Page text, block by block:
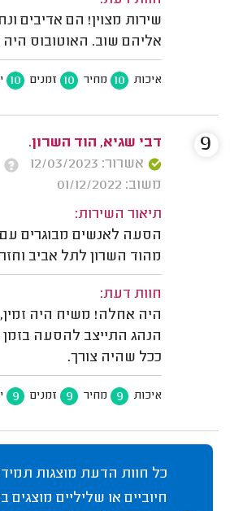
שירות מצוין! הם אדיבים
אליהם שוב. האוטובוס היה
איכות 10 מחיר 10 זמנים 10
דבי שגיא, הוד השרון.
אשרור: 12/03/2023
משוב: 01/12/2022
תיאור השירות:
הסעה לאנשים מבוגרים עם
מהוד השרון לתל אביב
חוות דעת:
היה אחלה! משיח היה
הנהג התייצב להסעה בזמן
ככל שהיה צורך.
איכות 9 מחיר 9 זמנים 9
9
כל חוות הדעת מוצגות תמיד.
חיוביים או שליליים מוצגים